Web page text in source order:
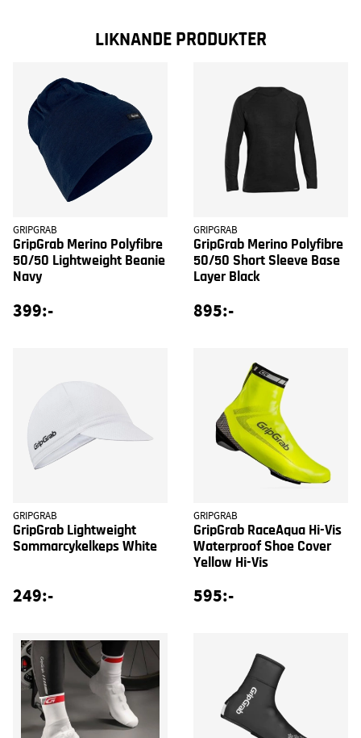
LIKNANDE PRODUKTER
GRIPGRAB
GripGrab Merino Polyfibre
50/50 Lightweight Beanie
Navy
399:-
GRIPGRAB
GripGrab Merino Polyfibre
50/50 Short Sleeve Base
Layer Black
895:-
GRIPGRAB
GripGrab Lightweight
Sommarcykelkeps White
249:-
GRIPGRAB
GripGrab RaceAqua Hi-Vis
Waterproof Shoe Cover
Yellow Hi-Vis
595:-